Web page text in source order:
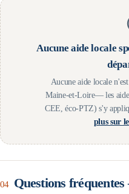
Aucune aide locale
Aucune aide locale
Maine-et-Loire— les
CEE, éco-PTZ) s'y
plus sur
04 Questions